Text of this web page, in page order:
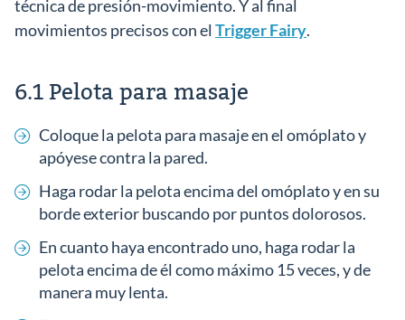
técnica de presión-movimiento. Y al final
movimientos precisos con el Trigger Fairy.
6.1 Pelota para masaje
Coloque la pelota para masaje en el omóplato y
apóyese contra la pared.
Haga rodar la pelota encima del omóplato y en su
borde exterior buscando por puntos dolorosos.
En cuanto haya encontrado uno, haga rodar la
pelota encima de él como máximo 15 veces, y de
manera muy lenta.